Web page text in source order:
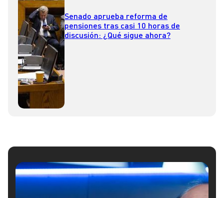
Senado aprueba reforma de
pensiones tras casi 10 horas de
discusión: ¿Qué sigue ahora?